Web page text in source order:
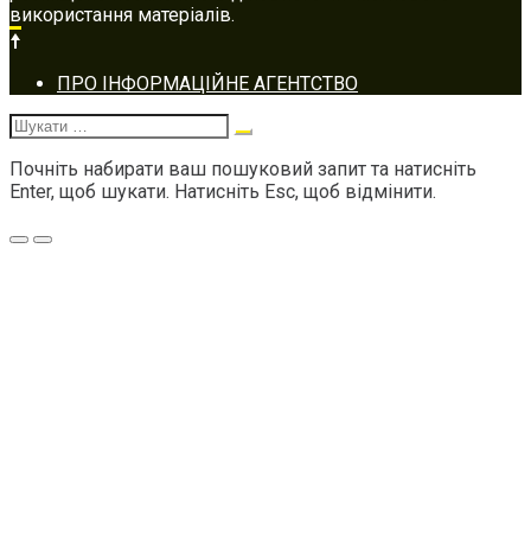
використання матеріалів.
Footer
navigation
ПРО ІНФОРМАЦІЙНЕ АГЕНТСТВО
Шукати:
Почніть набирати ваш пошуковий запит та натисніть
Enter, щоб шукати. Натисніть Esc, щоб відмінити.
Меню